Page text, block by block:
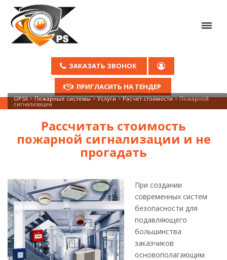
ЗАКАЗАТЬ ЗВОНОК
ПРИГЛАСИТЬ НА ТЕНДЕР
OPSX>Пожарные системы>Услуги>Расчет стоимости>Пожарной
сигнализации
Рассчитать стоимость
пожарной сигнализации и не
прогадать
При создании
современных систем
безопасности для
подавляющего
большинства
заказчиков
основополагающим